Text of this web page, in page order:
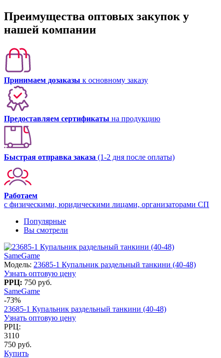
Преимущества оптовых закупок у
нашей компании
Принимаем дозаказы к основному заказу
Предоставляем сертификаты на продукцию
Быстрая отправка заказа (1-2 дня после оплаты)
Работаем
с физическими, юридическими лицами, организаторами СП
Популярные
Вы смотрели
SameGame
Модель: 23685-1 Купальник раздельный танкини (40-48)
Узнать оптовую цену
РРЦ: 750 руб.
SameGame
-73%
23685-1 Купальник раздельный танкини (40-48)
Узнать оптовую цену
РРЦ:
3110
750 руб.
Купить